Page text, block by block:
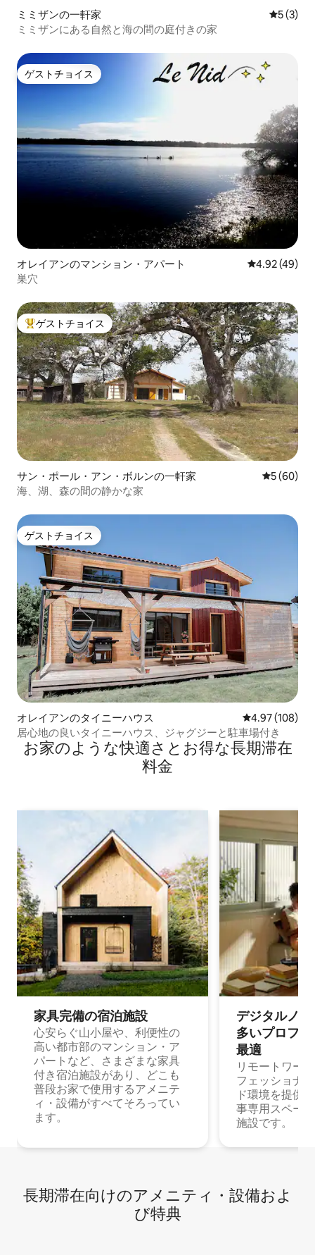
ミミザンの一軒家 レビュー
5 (3)
ミミザンにある自然と海の間の庭付きの家
ゲストチョイス
ゲストチョイス
オレイアンのマンション・アパート レビュー49
4.92 (49)
巣穴
大好評のゲストチョイスです。
ゲストチョイス
サン・ポール・アン・ボルンの一軒家 レビュー
5 (60)
海、湖、森の間の静かな家
ゲストチョイス
ゲストチョイス
オレイアンのタイニーハウス レビュー108
4.97 (108)
居心地の良いタイニーハウス、ジャグジーと駐車場付き
お家のような快⁠適⁠さ⁠とお⁠得⁠な長⁠期⁠滞⁠在
料⁠金
家具完備の宿⁠泊⁠施⁠設
心安らぐ山小屋や、利便性の
高い都市部のマンション・ア
パートなど、さまざまな家具
付き宿泊施設があり、どこも
普段お家で使用するアメニテ
ィ・設備がすべてそろってい
ます。
デジタルノ
多⁠いプ⁠ロ⁠フ⁠
最⁠適
リモートワー
フェッショナ
ド環境を提供
事専用スペー
施設です。
長期滞在向け⁠のア⁠メ⁠ニ⁠テ⁠ィ⁠・設⁠備⁠およ
び特⁠典